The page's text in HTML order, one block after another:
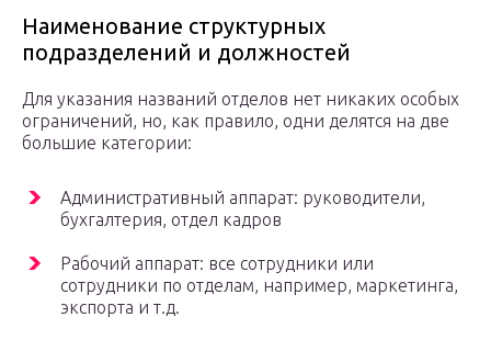
Наименование структурных
подразделений и должностей
Для указания названий отделов нет никаких особых
ограничений, но, как правило, одни делятся на две
большие категории:
Административный аппарат: руководители,
бухгалтерия, отдел кадров
Рабочий аппарат: все сотрудники или
сотрудники по отделам, например, маркетинга,
экспорта и т.д.